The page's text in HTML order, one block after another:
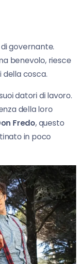
governante.
benevolo, riesce
cosca.
datori di lavoro.
della loro
Fredo, questo
in poco